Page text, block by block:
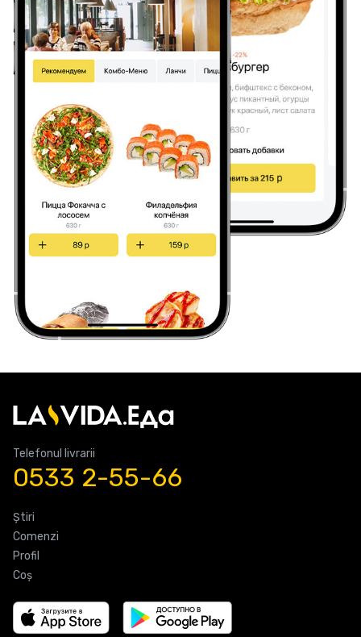
Telefonul livrarii
0533 2-55-66
Știri
Comenzi
Profil
Coş